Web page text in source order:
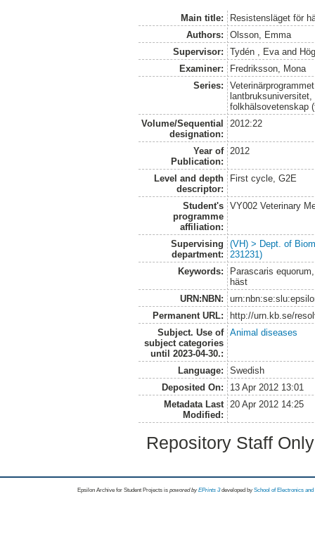
Main title:
Resistensläget för
Authors:
Olsson, Emma
Supervisor:
Tydén , Eva and
Examiner:
Fredriksson, Mona
Series:
folkhälsovetenskap
Volume/Sequential
designation:
2012:22
Year of
Publication:
2012
Level and depth
descriptor:
First cycle, G2E
Student's
programme
affiliation:
VY002 Veterinary
Supervising
department:
(VH) > Dept. of
231231)
Keywords:
Parascaris
häst
URN:NBN:
Permanent URL:
http://urn.kb.se/
Subject. Use of
subject categories
until 2023-04-30.:
Animal diseases
Language:
Swedish
Deposited On:
13 Apr 2012 13:01
Metadata Last
Modified:
20 Apr 2012 14:25
Repository Staff
Epsilon Archive for Student Projects is powored byEPrints 3 developed by School of Electronics